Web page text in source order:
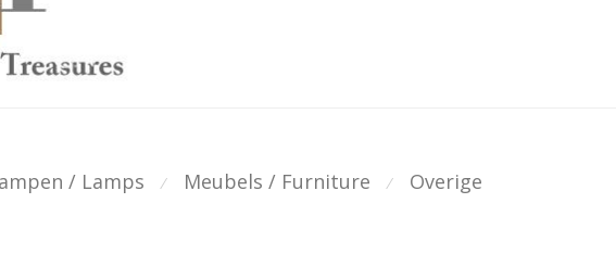
/ Lamps ⁄ Meubels / Furniture ⁄ Overige